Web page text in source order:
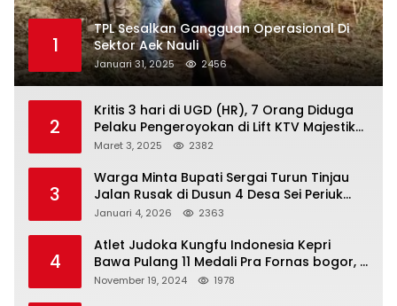
1
TPL Sesalkan Gangguan Operasional Di
Sektor Aek Nauli
Januari 31, 2025 2456
2
Kritis 3 hari di UGD (HR), 7 Orang Diduga
Pelaku Pengeroyokan di Lift KTV Majestik
Melenggang Bebas, Kantor Hukum JAP
Tanjungpinang
Maret 3, 2025 2382
3
Warga Minta Bupati Sergai Turun Tinjau
Jalan Rusak di Dusun 4 Desa Sei Periuk
Serdang Bedagai
Januari 4, 2026 2363
4
Atlet Judoka Kungfu Indonesia Kepri
Bawa Pulang 11 Medali Pra Fornas bogor, 3
Emas dan 8 Perunggu.
November 19, 2024 1978